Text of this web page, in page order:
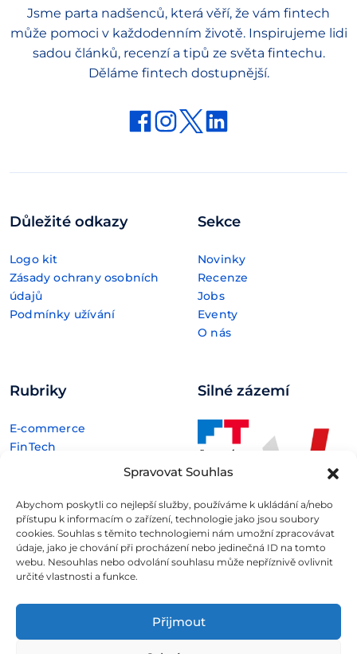
Spravovat Souhlas
Abychom poskytli co nejlepší služby, používáme k ukládání a/nebo
přístupu k informacím o zařízení, technologie jako jsou soubory
cookies. Souhlas s těmito technologiemi nám umožní zpracovávat
údaje, jako je chování při procházení nebo jedinečná ID na tomto
webu. Nesouhlas nebo odvolání souhlasu může nepříznivě ovlivnit
určité vlastnosti a funkce.
Přijmout
Jsme parta nadšenců, která věří, že vám fintech
může pomoci v každodenním životě. Inspirujeme lidi
sadou článků, recenzí a tipů ze světa fintechu.
Děláme fintech dostupnější.
Důležité odkazy
Logo kit
Zásady ochrany osobních
údajů
Podmínky užívání
Sekce
Novinky
Recenze
Jobs
Eventy
O nás
Rubriky
E-commerce
FinTech
Technologie
Silné zázemí
602 00 Brno